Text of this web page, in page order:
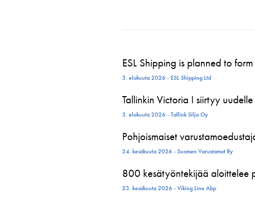
ESL Shipping is planned to
3. elokuuta 2026 - ESL Shipping Ltd
Tallinkin Victoria I siirtyy
3. elokuuta 2026 - Tallink Silja Oy
Pohjoismaiset
24. kesäkuuta 2026 - Suomen Varustamot Ry
800 kesätyöntekijää aloittelee
23. kesäkuuta 2026 - Viking Line Abp